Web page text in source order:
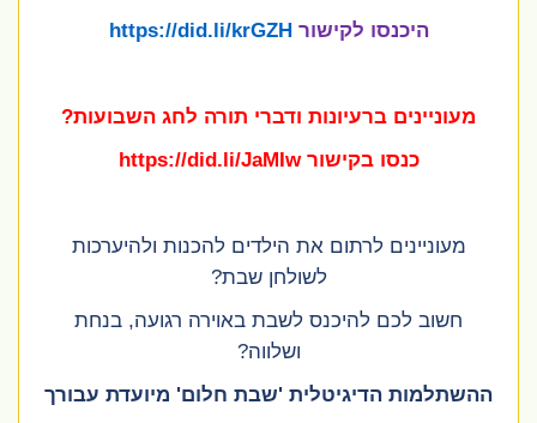
היכנסו לקישורhttps://did.li/krGZH
מעוניינים ברעיונות ודברי תורהלחג השבועות?
כנסו בקישורhttps://did.li/JaMIw
מעוניינים לרתום את הילדים להכנות ולהיערכות
לשולחן שבת?
חשוב לכם להיכנס לשבת באוירה רגועה, בנחת
ושלווה?
ההשתלמות הדיגיטלית 'שבת חלום' מיועדת עבורך